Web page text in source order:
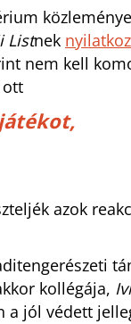
Listnek
nem kell
ott
azok
kollégája,
a jól védett